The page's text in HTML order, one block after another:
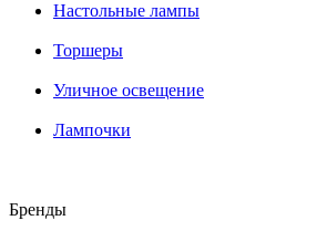
Настольные лампы
Торшеры
Уличное освещение
Лампочки
Бренды